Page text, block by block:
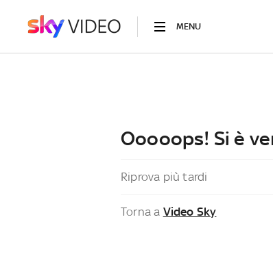
MENU
Ooooops! Si è
Riprova più tardi
Torna a Video Sky